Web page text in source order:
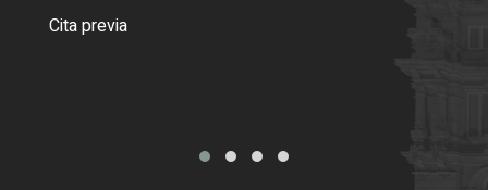
Cita previa